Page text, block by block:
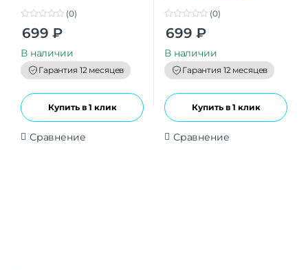
o
t
o
f
5
(0)
699 ₽
В наличии
Гарантия 12 месяцев
Купить в 1 клик
Сравнение
o
t
o
f
5
(0)
699 ₽
В наличии
Гарантия 12 месяцев
Купить в 1 клик
Сравнение